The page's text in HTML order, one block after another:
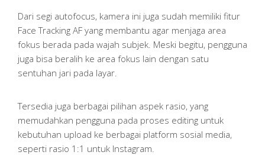
Dari segi autofocus, kamera ini juga sudah memiliki fitur
Face Tracking AF yang membantu agar menjaga area
fokus berada pada wajah subjek. Meski begitu, pengguna
juga bisa beralih ke area fokus lain dengan satu
sentuhan jari pada layar.
Tersedia juga berbagai pilihan aspek rasio, yang
memudahkan pengguna pada proses editing untuk
kebutuhan upload ke berbagai platform sosial media,
seperti rasio 1:1 untuk Instagram.